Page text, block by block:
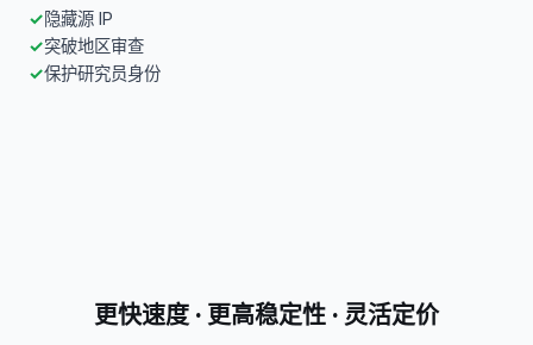
隐藏源 IP
突破地区审查
保护研究员身份
更快速度 · 更高稳定性 · 灵活定价